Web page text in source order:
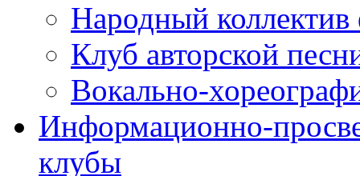
Народный коллектив
Клуб авторской
Вокально-
Информационно-
клубы